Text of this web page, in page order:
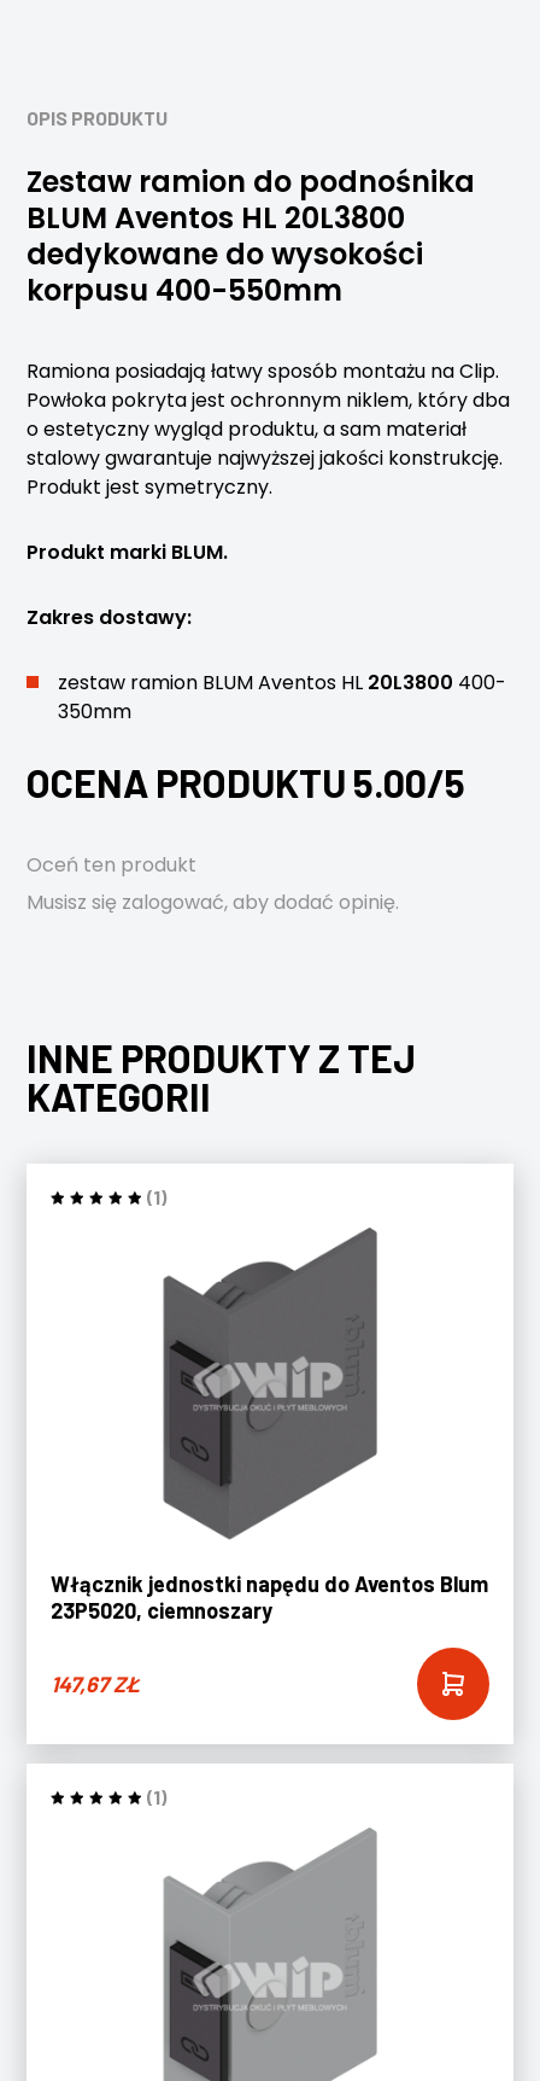
OPIS PRODUKTU
Zestaw ramion do podnośnika
BLUM Aventos HL 20L3800
dedykowane do wysokości
korpusu 400-550mm
Ramiona posiadają łatwy sposób montażu na Clip.
Powłoka pokryta jest ochronnym niklem, który dba
o estetyczny wygląd produktu, a sam materiał
stalowy gwarantuje najwyższej jakości konstrukcję.
Produkt jest symetryczny.
Produkt marki BLUM.
Zakres dostawy:
zestaw ramion BLUM Aventos HL 20L3800 400-
350mm
OCENA PRODUKTU 5.00/5
Oceń ten produkt
Musisz się zalogować, aby dodać opinię.
INNE PRODUKTY Z TEJ
KATEGORII
(1)
Włącznik jednostki napędu do Aventos Blum
23P5020, ciemnoszary
147,67ZŁ
(1)